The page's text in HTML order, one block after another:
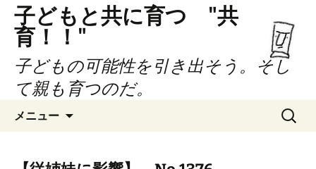
子どもと共に育つ "共
育！！"
子どもの可能性を引き出そう。そし
て親も育つのだ。
メニュー
検
索: